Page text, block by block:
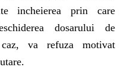
incheierea prin care
dosarului de
va refuza motivat